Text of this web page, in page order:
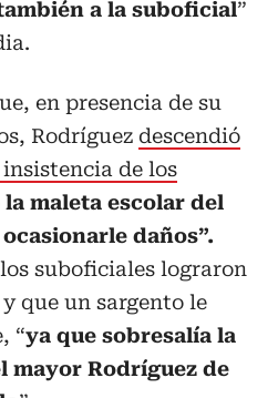
a la suboficial”
en presencia de su
Rodríguez descendió
de los
maleta escolar del
daños”.
suboficiales lograron
que un sargento le
“ya que sobresalía la
mayor Rodríguez de